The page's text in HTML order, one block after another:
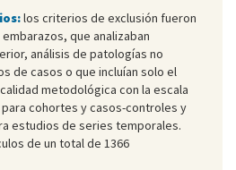
los criterios de exclusión fueron
que analizaban
análisis de patologías no
de casos o que incluían solo el
metodológica con la escala
cohortes y casos-controles y
estudios de series temporales.
de un total de 1366